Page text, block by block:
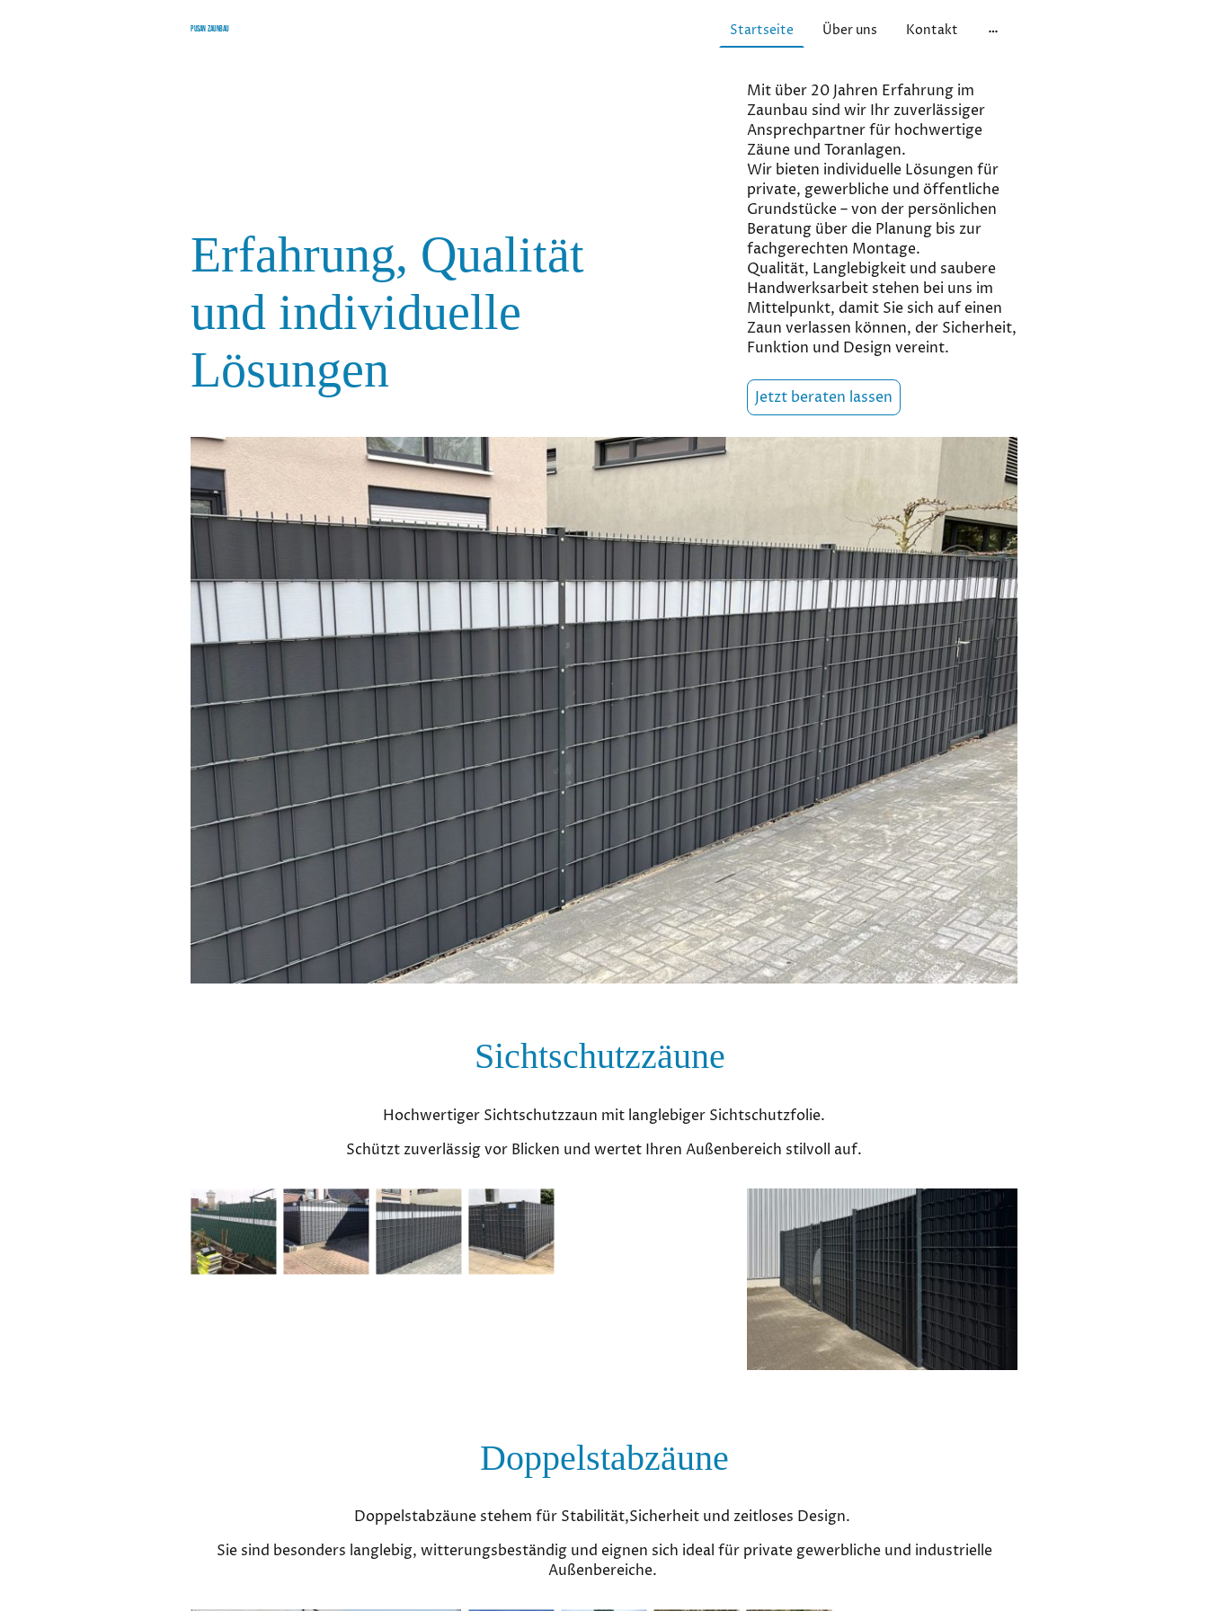
Pusan Zaunbau Startseite Über uns Kontakt
Erfahrung, Qualität
und individuelle
Lösungen
Mit über 20 Jahren Erfahrung im
Zaunbau sind wir Ihr zuverlässiger
Ansprechpartner für hochwertige
Zäune und Toranlagen.
Wir bieten individuelle Lösungen für
private, gewerbliche und öffentliche
Grundstücke – von der persönlichen
Beratung über die Planung bis zur
fachgerechten Montage.
Qualität, Langlebigkeit und saubere
Handwerksarbeit stehen bei uns im
Mittelpunkt, damit Sie sich auf einen
Zaun verlassen können, der Sicherheit,
Funktion und Design vereint.
Jetzt beraten lassen
Sichtschutzzäune
Hochwertiger Sichtschutzzaun mit langlebiger Sichtschutzfolie.
Schützt zuverlässig vor Blicken und wertet Ihren Außenbereich stilvoll auf.
Doppelstabzäune
Doppelstabzäune stehem für Stabilität,Sicherheit und zeitloses Design.
Sie sind besonders langlebig, witterungsbeständig und eignen sich ideal für private gewerbliche und industrielle
Außenbereiche.